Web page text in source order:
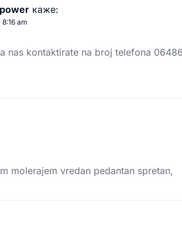
каже:
am
nas kontaktirate na broj telefona
molerajem vredan pedantan spretan,